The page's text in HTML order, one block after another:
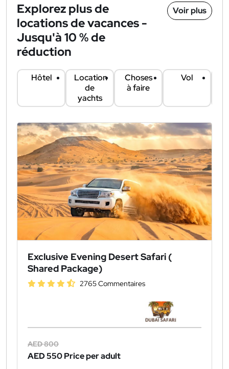
Explorez plus de
locations de vacances -
Jusqu'à 10 % de
réduction
Voir plus
Hôtel
Location
de
yachts
Choses
à faire
Vol
Exclusive Evening Desert Safari (
Shared Package)
2765 Commentaires
AED 800
AED 550Price per adult